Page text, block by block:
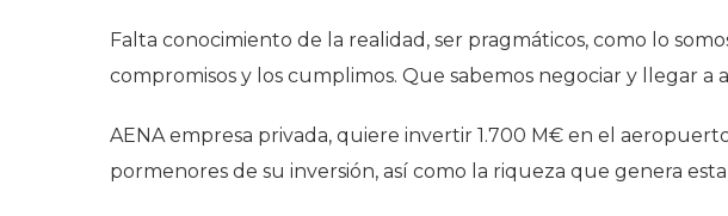
Falta conocimiento de la realidad, ser pragmáticos, como lo
compromisos y los cumplimos. Que sabemos negociar y llegar a
AENA empresa privada, quiere invertir 1.700 M€ en el
pormenores de su inversión, así como la riqueza que genera